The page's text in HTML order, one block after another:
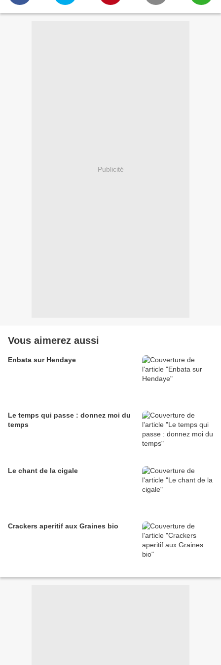
Publicité
Vous aimerez aussi
Enbata sur Hendaye
Le temps qui passe : donnez moi du
temps
Le chant de la cigale
Crackers aperitif aux Graines bio